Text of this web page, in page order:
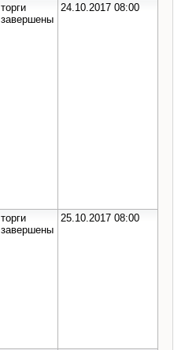
торги
завершены
24.10.2017 08:00
торги
завершены
25.10.2017 08:00